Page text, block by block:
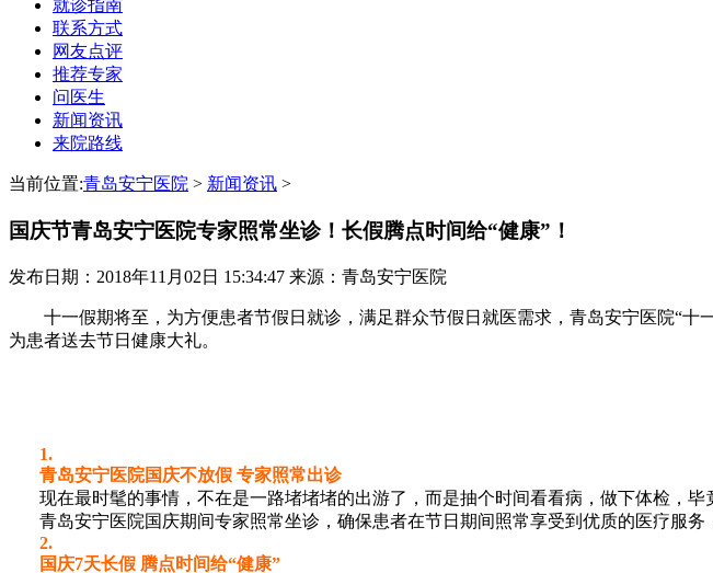
就诊指南
联系方式
网友点评
推荐专家
问医生
新闻资讯
来院路线
当前位置:青岛安宁医院 > 新闻资讯 >
国庆节青岛安宁医院专家照常坐诊！长假腾点时间给“健康”！
发布日期：2018年11月02日 15:34:47 来源：青岛安宁医院
十一假期将至，为方便患者节假日就诊，满足群众节假日就医需求，青岛安宁医院“十
为患者送去节日健康大礼。
1.
青岛安宁医院国庆不放假 专家照常出诊
现在最时髦的事情，不在是一路堵堵堵的出游了，而是抽个时间看看病，做下体检，毕
青岛安宁医院国庆期间专家照常坐诊，确保患者在节日期间照常享受到优质的医疗服务
2.
国庆7天长假 腾点时间给“健康”